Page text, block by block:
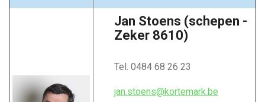
Jan Stoens (schepen -
Zeker 8610)
Tel. 0484 68 26 23
jan.stoens@kortemark.be